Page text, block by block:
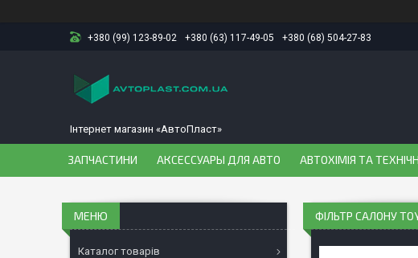
+380 (99) 123-89-02 +380 (63) 117-49-05 +380 (68) 504-27-83
Інтернет магазин «АвтоПласт»
ЗАПЧАСТИНИ АКСЕССУАРЫ ДЛЯ АВТО АВТОХІМІЯ ТА
ФІЛЬТР САЛОНУ
Каталог товарів